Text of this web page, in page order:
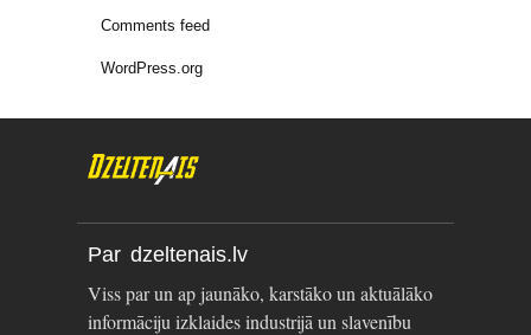
Comments feed
WordPress.org
Par dzeltenais.lv
Viss par un ap jaunāko, karstāko un aktuālāko
informāciju izklaides industrijā un slavenību